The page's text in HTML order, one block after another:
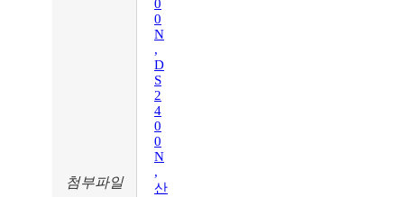
첨부파일
0
0
N
,
D
S
2
4
0
0
N
,
산